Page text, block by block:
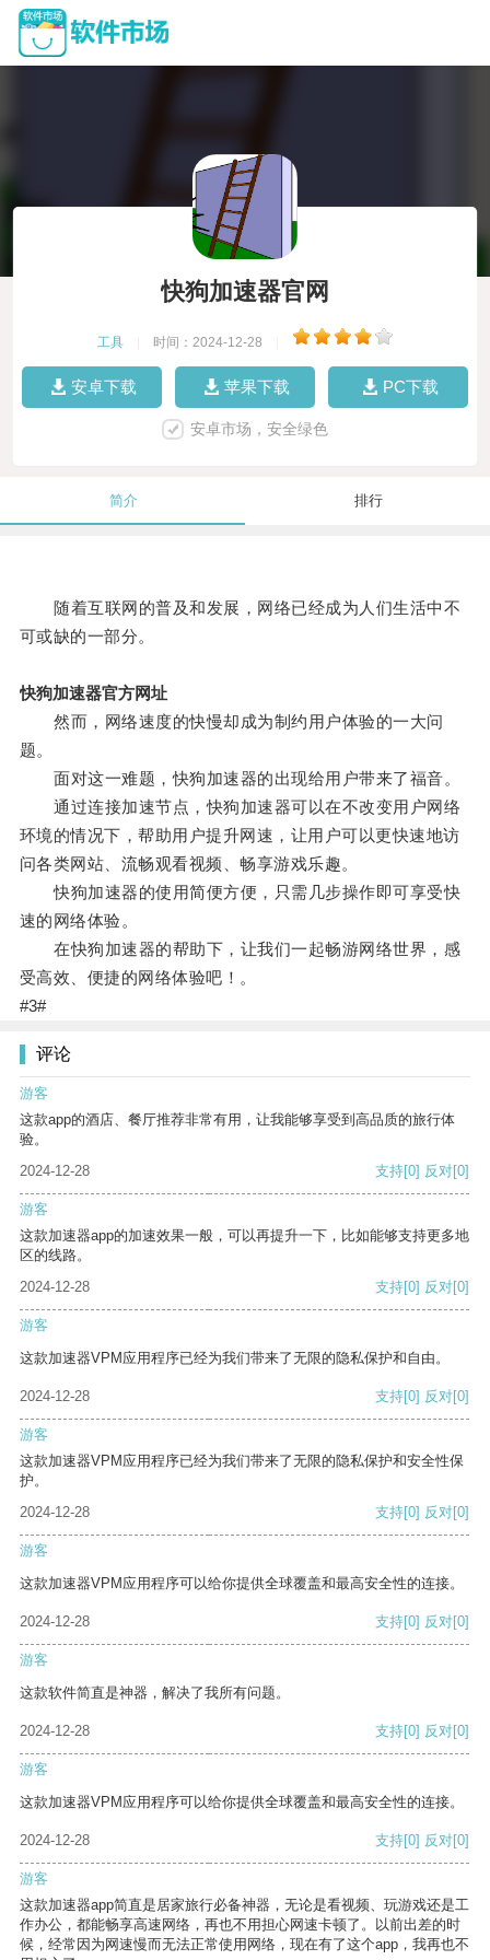
快狗加速器官网
工具 时间：2024-12-28
安卓下载 苹果下载 PC下载
安卓市场，安全绿色
简介 排行
随着互联网的普及和发展，网络已经成为人们生活中不
可或缺的一部分。
快狗加速器官方网址
然而，网络速度的快慢却成为制约用户体验的一大问
题。
面对这一难题，快狗加速器的出现给用户带来了福音。
通过连接加速节点，快狗加速器可以在不改变用户网络
环境的情况下，帮助用户提升网速，让用户可以更快速地访
问各类网站、流畅观看视频、畅享游戏乐趣。
快狗加速器的使用简便方便，只需几步操作即可享受快
速的网络体验。
在快狗加速器的帮助下，让我们一起畅游网络世界，感
受高效、便捷的网络体验吧！。
#3#
评论
游客
这款app的酒店、餐厅推荐非常有用，让我能够享受到高品质的旅行体
验。
2024-12-28
支持[0] 反对[0]
游客
这款加速器app的加速效果一般，可以再提升一下，比如能够支持更多地
区的线路。
2024-12-28
支持[0] 反对[0]
游客
这款加速器VPM应用程序已经为我们带来了无限的隐私保护和自由。
2024-12-28 支持[0] 反对[0]
游客
这款加速器VPM应用程序已经为我们带来了无限的隐私保护和安全性保
护。
2024-12-28
支持[0] 反对[0]
游客
这款加速器VPM应用程序可以给你提供全球覆盖和最高安全性的连接。
2024-12-28 支持[0] 反对[0]
游客
这款软件简直是神器，解决了我所有问题。
2024-12-28 支持[0] 反对[0]
游客
这款加速器VPM应用程序可以给你提供全球覆盖和最高安全性的连接。
2024-12-28 支持[0] 反对[0]
游客
这款加速器app简直是居家旅行必备神器，无论是看视频、玩游戏还是工
作办公，都能畅享高速网络，再也不用担心网速卡顿了。以前出差的时
候，经常因为网速慢而无法正常使用网络，现在有了这个app，我再也不